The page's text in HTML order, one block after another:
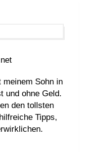
meinem Sohn in
und ohne Geld.
den tollsten
Tipps,